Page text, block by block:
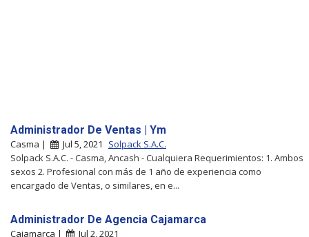
Administrador De Ventas | Ym
Casma | Jul 5, 2021
Solpack S.A.C.
Solpack S.A.C. - Casma, Ancash - Cualquiera Requerimientos: 1. Ambos
sexos 2. Profesional con más de 1 año de experiencia como
encargado de Ventas, o similares, en e...
Administrador De Agencia Cajamarca
Cajamarca | Jul 2, 2021